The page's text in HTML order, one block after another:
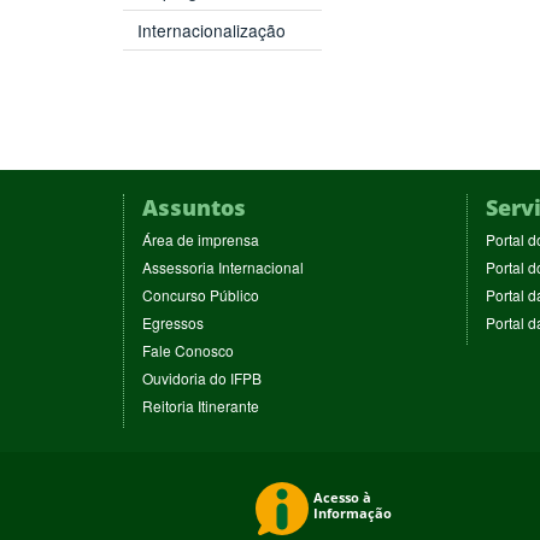
Internacionalização
Assuntos
Área de imprensa
em
nova
Assessoria Internacional
Concurso Público
Egressos(abre
nova
janela)
Fale Conosco
em
nova
janela)
Ouvidoria do IFPB(abre
Reitoria Itinerante(abre
Portal
Portal
Portal
Portal